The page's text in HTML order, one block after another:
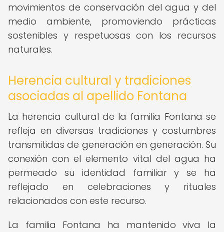
movimientos de conservación del agua y del
medio ambiente, promoviendo prácticas
sostenibles y respetuosas con los recursos
naturales.
Herencia cultural y tradiciones
asociadas al apellido Fontana
La herencia cultural de la familia Fontana se
refleja en diversas tradiciones y costumbres
transmitidas de generación en generación. Su
conexión con el elemento vital del agua ha
permeado su identidad familiar y se ha
reflejado en celebraciones y rituales
relacionados con este recurso.
La familia Fontana ha mantenido viva la